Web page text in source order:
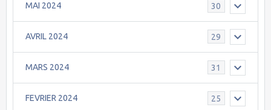
MAI 2024 30
AVRIL 2024 29
MARS 2024 31
FEVRIER 2024 25